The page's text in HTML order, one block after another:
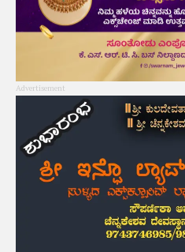
Advertisement